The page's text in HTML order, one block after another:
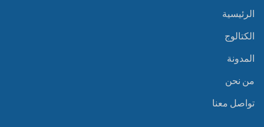
الرئيسية
الكتالوج
المدونة
من نحن
تواصل معنا